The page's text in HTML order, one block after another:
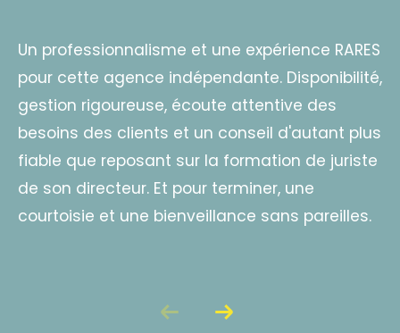
Un professionnalisme et une expérience RARES
pour cette agence indépendante. Disponibilité,
gestion rigoureuse, écoute attentive des
besoins des clients et un conseil d'autant plus
fiable que reposant sur la formation de juriste
de son directeur. Et pour terminer, une
courtoisie et une bienveillance sans pareilles.